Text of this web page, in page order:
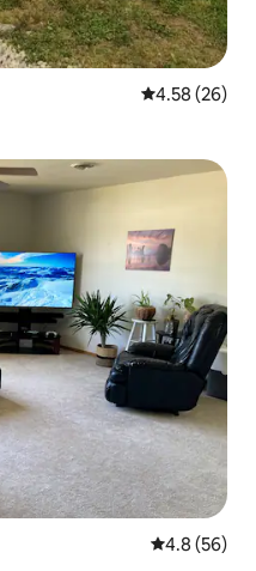
平均评分
4.58 (26)
平均评分
4.8 (56)